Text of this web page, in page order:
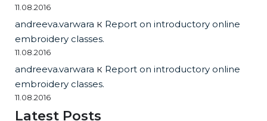
11.08.2016
andreeva.varwara к Report on introductory online
embroidery classes.
11.08.2016
andreeva.varwara к Report on introductory online
embroidery classes.
11.08.2016
Latest Posts